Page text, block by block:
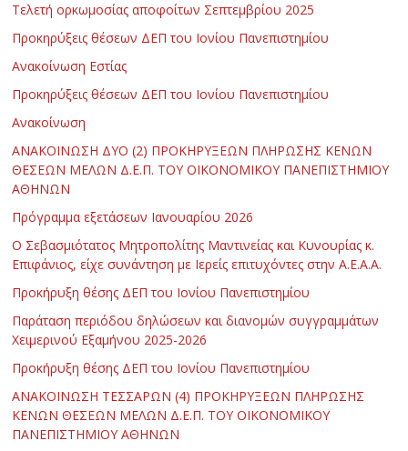
Τελετή ορκωμοσίας αποφοίτων Σεπτεμβρίου 2025
Προκηρύξεις θέσεων ΔΕΠ του Ιονίου Πανεπιστημίου
Ανακοίνωση Εστίας
Προκηρύξεις θέσεων ΔΕΠ του Ιονίου Πανεπιστημίου
Ανακοίνωση
ΑΝΑΚΟΙΝΩΣΗ ΔΥΟ (2) ΠΡΟΚΗΡΥΞΕΩΝ ΠΛΗΡΩΣΗΣ ΚΕΝΩΝ
ΘΕΣΕΩΝ ΜΕΛΩΝ Δ.Ε.Π. ΤΟΥ ΟΙΚΟΝΟΜΙΚΟΥ ΠΑΝΕΠΙΣΤΗΜΙΟΥ
ΑΘΗΝΩΝ
Πρόγραμμα εξετάσεων Ιανουαρίου 2026
Ο Σεβασμιότατος Μητροπολίτης Μαντινείας και Κυνουρίας κ.
Επιφάνιος, είχε συνάντηση με Ιερείς επιτυχόντες στην Α.Ε.Α.Α.
Προκήρυξη θέσης ΔΕΠ του Ιονίου Πανεπιστημίου
Παράταση περιόδου δηλώσεων και διανομών συγγραμμάτων
Χειμερινού Εξαμήνου 2025-2026
Προκήρυξη θέσης ΔΕΠ του Ιονίου Πανεπιστημίου
ΑΝΑΚΟΙΝΩΣΗ ΤΕΣΣΑΡΩΝ (4) ΠΡΟΚΗΡΥΞΕΩΝ ΠΛΗΡΩΣΗΣ
ΚΕΝΩΝ ΘΕΣΕΩΝ ΜΕΛΩΝ Δ.Ε.Π. ΤΟΥ ΟΙΚΟΝΟΜΙΚΟΥ
ΠΑΝΕΠΙΣΤΗΜΙΟΥ ΑΘΗΝΩΝ